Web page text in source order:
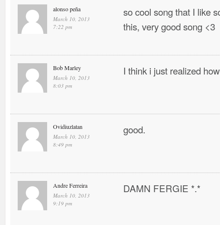
alonso peña
March 10, 2013
7:22 pm
so cool song that I like
this, very good song <3
Bob Marley
March 10, 2013
8:03 pm
I think i just realized
Ovidiuzlatan
March 10, 2013
8:49 pm
good.
Andre Ferreira
March 10, 2013
9:19 pm
DAMN FERGIE *.*